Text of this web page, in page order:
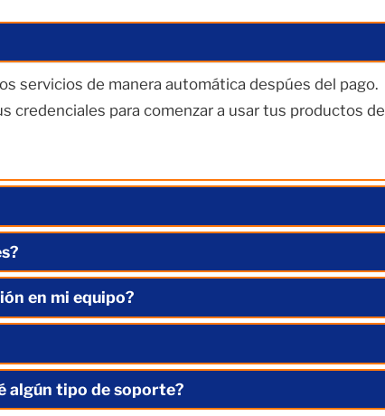
servicios de manera automática despúes del pago.
credenciales para comenzar a usar tus productos de
en mi equipo?
algún tipo de soporte?